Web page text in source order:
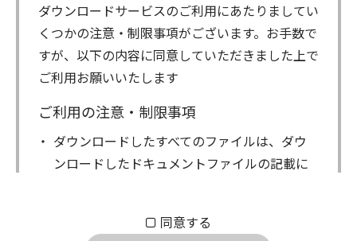
ダウンロードサービスのご利用にあたりましてい
くつかの注意・制限事項がございます。お手数で
すが、以下の内容に同意していただきました上で
ご利用お願いいたします
ご利用の注意・制限事項
ダウンロードしたすべてのファイルは、ダウ
ンロードしたドキュメントファイルの記載に
社は一切の責任を負いません。また、ファイ
同意する